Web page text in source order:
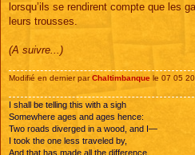
lorsqu’ils se rendirent compte que les
leurs trousses.
(A suivre...)
Modifié en dernier parChaltimbanque le 07 05
I shall be telling this with a sigh
Somewhere ages and ages hence:
Two roads diverged in a wood, and I—
I took the one less traveled by,
And that has made all the difference.